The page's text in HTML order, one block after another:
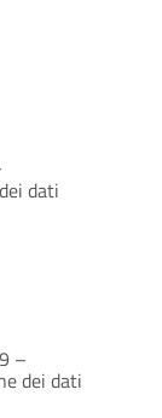
dati
–
dei dati